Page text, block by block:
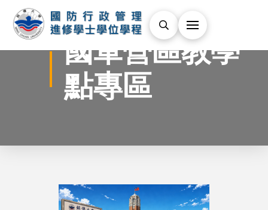
國軍營區教學
點專區